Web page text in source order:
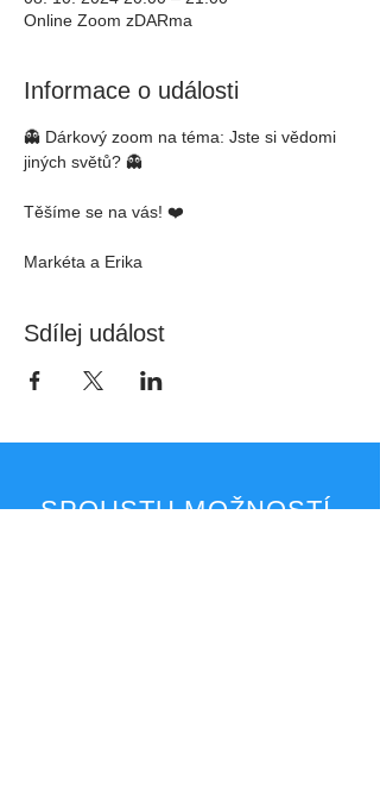
Online Zoom zDARma
Informace o události
👻 Dárkový zoom na téma: Jste si vědomi
jiných světů? 👻
Těšíme se na vás! ❤️
Markéta a Erika
Sdílej událost
SPOUSTU MOŽNOSTÍ,